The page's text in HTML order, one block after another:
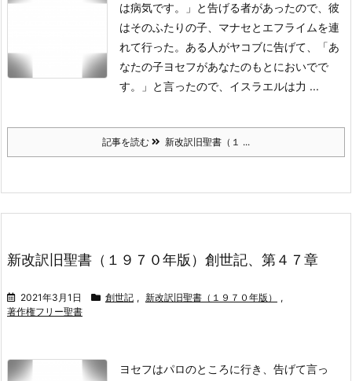
は病気です。」と告げる者があったので、彼
はそのふたりの子、マナセとエフライムを連
れて行った。 ある人がヤコブに告げて、「あ
なたの子ヨセフがあなたのもとにおいでで
す。」と言ったので、イスラエルは力 ...
記事を読む 新改訳旧聖書（１ ...
新改訳旧聖書（１９７０年版）創世記、第４７章
2021年3月1日 創世記 , 新改訳旧聖書（１９７０年版）
,
著作権フリー聖書
ヨセフはパロのところに行き、告げて言っ